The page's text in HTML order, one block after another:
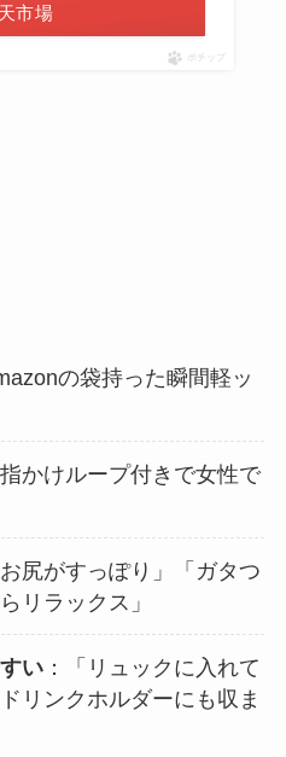
市場
ポチップ
の袋持った瞬間軽ッ
指かけループ付きで女性で
お尻がすっぽり」「ガタつ
リラックス」
い ：「リュックに入れて
リンクホルダーにも収ま